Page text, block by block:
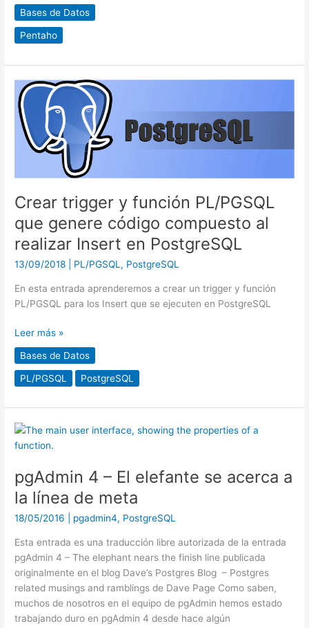
Bases de Datos
Pentaho
Crear trigger y función PL/PGSQL
que genere código compuesto al
realizar Insert en PostgreSQL
13/09/2018 PL/PGSQL , PostgreSQL
En esta entrada aprenderemos a crear un trigger y función
PL/PGSQL para los Insert que se ejecuten en PostgreSQL
Crear
trigger
y
función
PL/PGSQL
genere
código
compuesto
al
realizar
Insert
en
PostgreSQL
Leer más »
Bases de Datos
PL/PGSQL PostgreSQL
pgAdmin 4 – El elefante se acerca a
la línea de meta
18/05/2016 pgadmin4, PostgreSQL
Esta entrada es una traducción libre autorizada de la entrada
pgAdmin 4 – The elephant nears the finish line publicada
originalmente en el blog Dave’s Postgres Blog – Postgres
related musings and ramblings de Dave Page Como saben,
muchos de nosotros en el equipo de pgAdmin hemos estado
trabajando duro en pgAdmin 4 desde hace algún
pgAdmin
4
El
elefante
se
acerca
línea